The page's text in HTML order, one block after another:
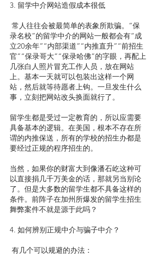
3. 留学中介网站造假成本很低
常人往往会被最简单的表象所欺骗。“保
录名校”的留学中介的网站一般都会有“成
立20余年”“内部渠道”“内推直升”“前招生
官”“保录哥大”“保录哈佛”的字眼，再配上
几张白人照片冒充工作人员，放在网站
上。基本一天就可以包装出这样一个网
站，然后就等待愿者上钩。一旦发生什么
事，立刻把网站改头换面就行了。
留学生都是受过一定教育的，所以应需要
具备基本的逻辑。在美国，根本不存在所
谓的内推保送，所有的学校的招生办都是
要经过正规的程序招生的。
当然，如果你的财富大到像潘石屹这种可
以直接捐几千万美金的话，那就另当别论
了。但是大多数的留学生都不具备这样的
条件。前阵子在加州所爆发的留学生招生
舞弊案件不就是源于此吗？
4. 如何辨别正规中介与骗子中介？
有几个可以规避的办法：